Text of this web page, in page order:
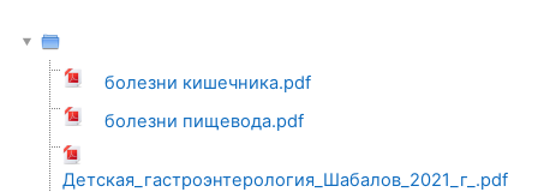
болезни кишечника.pdf
болезни пищевода.pdf
Детская_гастроэнтерология_Шабалов_2021_г_.pdf